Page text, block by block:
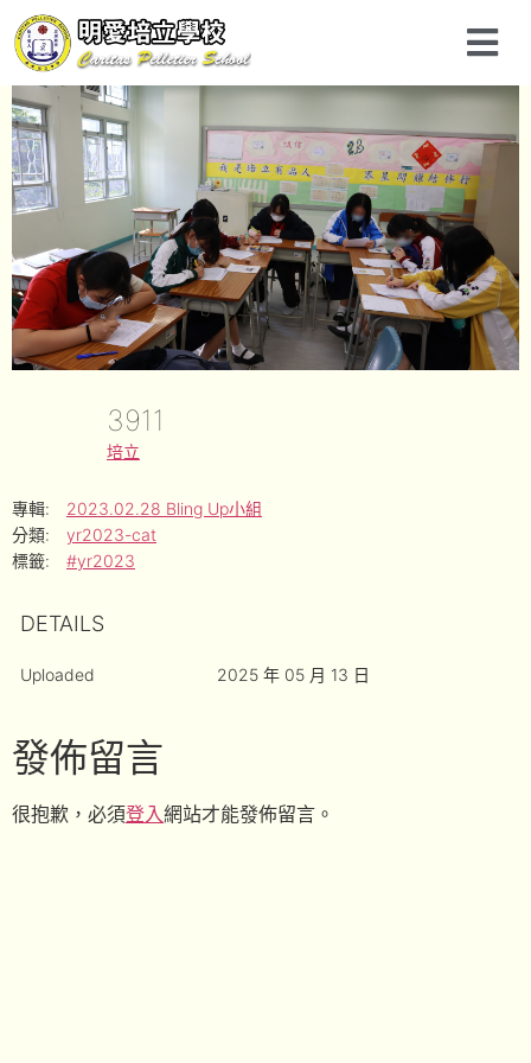
3911
培立
專輯:
2023.02.28 Bling Up小組
分類:
yr2023-cat
標籤:
#yr2023
DETAILS
Uploaded 2025 年 05 月 13 日
發佈留言
很抱歉，必須登入網站才能發佈留言。